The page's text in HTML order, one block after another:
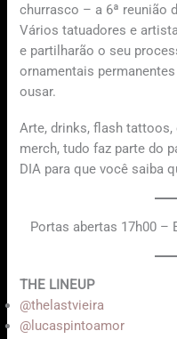
churrasco – a 6ª reunião
Vários tatuadores e
e partilharão o seu
ornamentais
ousar.
Arte, drinks, flash
merch, tudo faz parte do
DIA para que você saiba
Portas abertas 17h00 –
THE LINEUP
@thelastvieira
@lucaspintoamor